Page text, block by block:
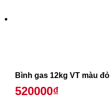
Bình gas 12kg VT màu đỏ
520000₫